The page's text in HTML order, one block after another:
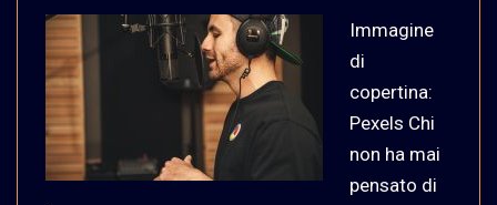
Immagine
di
copertina:
Pexels Chi
non ha mai
pensato di